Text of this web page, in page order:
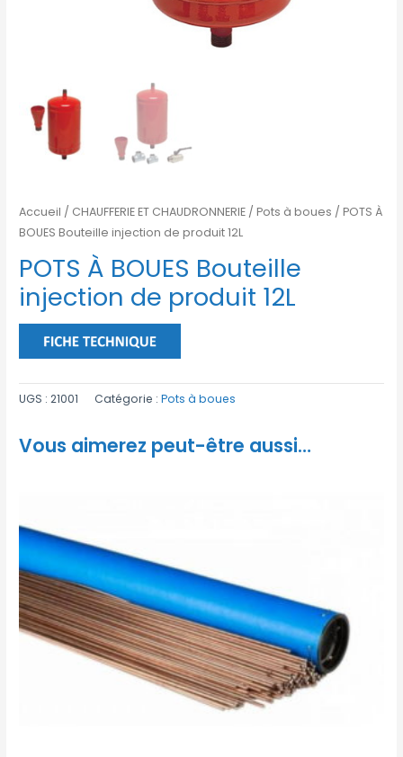
Accueil / CHAUFFERIE ET CHAUDRONNERIE /Pots à boues / POTS À
BOUES Bouteille injection de produit 12L
POTS À BOUES Bouteille
injection de produit 12L
UGS :21001 Catégorie :Pots à boues
Vous aimerez peut-être aussi…